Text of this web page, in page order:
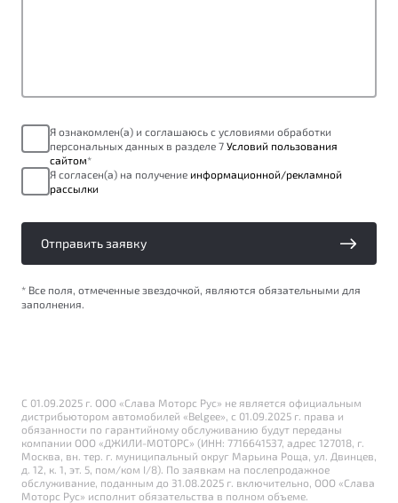
Универсальный кроссовер
Автомобили в наличии
Тест-драйв
Автокредит
Спецпредложения
"Помощь на дорогах"
Преимущества программы
Запись на сервис
Клиентская поддержка
Я ознакомлен(а) и соглашаюсь с условиями обработки
персональных данных в разделе 7 Условий пользования
сайтом*
Я согласен(а) на получение информационной/рекламной
рассылки
Отправить заявку
* Все поля, отмеченные звездочкой, являются обязательными для
заполнения.
С 01.09.2025 г. ООО «Слава Моторс Рус» не является официальным
дистрибьютором автомобилей «Belgee», с 01.09.2025 г. права и
обязанности по гарантийному обслуживанию будут переданы
компании ООО «ДЖИЛИ-МОТОРС» (ИНН: 7716641537, адрес 127018, г.
Москва, вн. тер. г. муниципальный округ Марьина Роща, ул. Двинцев,
д. 12, к. 1, эт. 5, пом/ком I/8). По заявкам на послепродажное
обслуживание, поданным до 31.08.2025 г. включительно, ООО «Слава
Моторс Рус» исполнит обязательства в полном объеме.